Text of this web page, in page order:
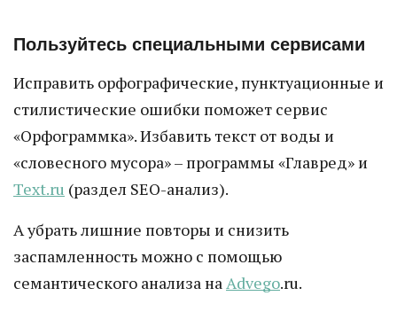
Пользуйтесь специальными сервисами
Исправить орфографические, пунктуационные и
стилистические ошибки поможет сервис
«Орфограммка». Избавить текст от воды и
«словесного мусора» – программы «Главред» и
Text.ru (раздел SEO-анализ).
А убрать лишние повторы и снизить
заспамленность можно с помощью
семантического анализа наAdvego.ru.